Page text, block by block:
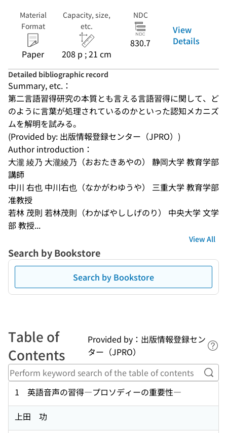
Material
Format
Paper
Capacity, size,
etc.
208 p ; 21 cm
NDC
830.7
View
Details
Detailed bibliographic record
Summary, etc.：
第二言語習得研究の本質とも言える言語習得に関して、ど
のように言葉が処理されているのかといった認知メカニズ
ムを解明を試みる。
(Provided by: 出版情報登録センター（JPRO）)
Author introduction：
大瀧 綾乃 大瀧綾乃（おおたきあやの） 静岡大学 教育学部
講師
中川 右也 中川右也（なかがわゆうや） 三重大学 教育学部
准教授
若林 茂則 若林茂則（わかばやししげのり） 中央大学 文学
部 教授...
View All
Search by Bookstore
Search by Bookstore
Table of
Contents
Provided by：出版情報登録セン
ター（JPRO）
1 英語音声の習得―プロソディーの重要性―
上田 功